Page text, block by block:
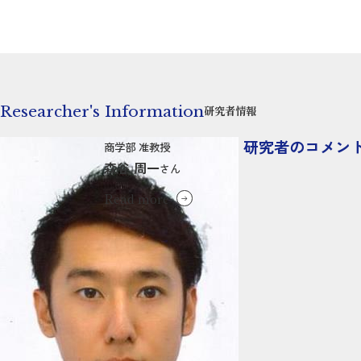
Researcher's Information研究者情報
商学部 准教授
森谷 周一さん
Read more
研究者のコメン